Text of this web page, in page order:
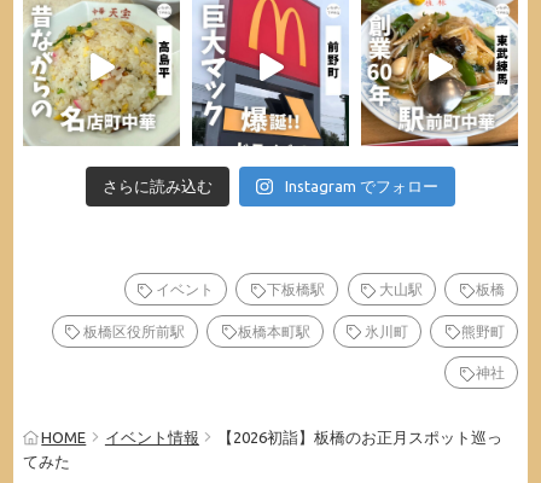
さらに読み込む Instagram でフォロー
イベント 下板橋駅 大山駅 板橋
板橋区役所前駅 板橋本町駅 氷川町 熊野町
神社
HOME イベント情報
【2026初詣】板橋のお正月スポット巡っ
てみた